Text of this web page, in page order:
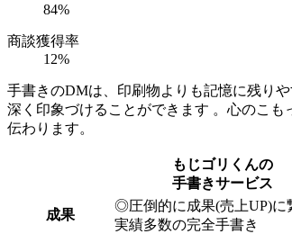
84%
商談獲得率
12%
手書きのDMは、印刷物よりも記憶に残り
深く印象づけることができます 。心のこ
伝わります。
もじゴリくんの
手書きサービス
成果
◎圧倒的に成果(売上UP)に
実績多数の完全手書き